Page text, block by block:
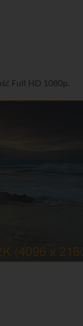
Full HD 1080p.